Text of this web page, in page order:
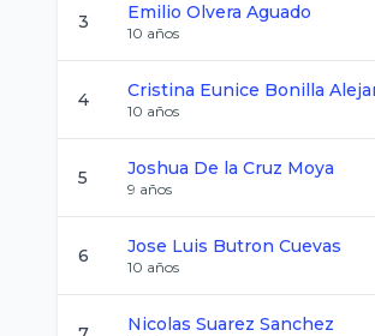
3 Emilio Olvera Aguado
10 años
4 Cristina Eunice Bonilla
10 años
5 Joshua De la Cruz Moya
9 años
6 Jose Luis Butron Cuevas
10 años
Nicolas Suarez Sanchez